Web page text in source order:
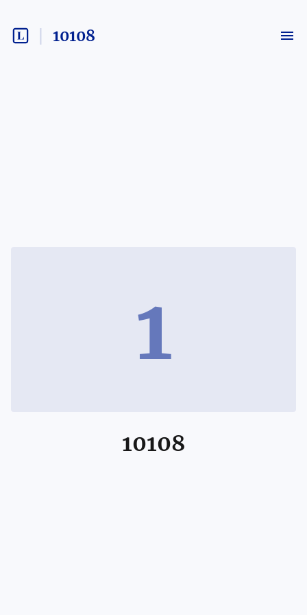
10108
1
10108